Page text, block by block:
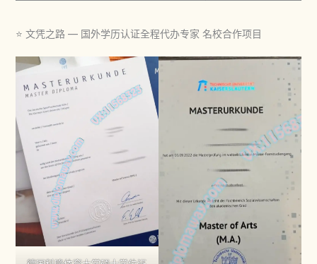
⭐ 文凭之路 — 国外学历认证全程代办专家 名校合作项目